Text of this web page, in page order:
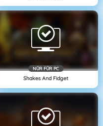
NÜR FÜR PC
Shakes And Fidget